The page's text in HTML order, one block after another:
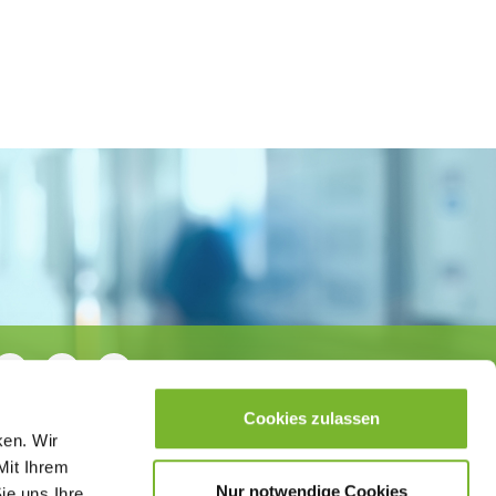
Wir
Ihrem
Cookies zulassen
Nur notwendige Cookies